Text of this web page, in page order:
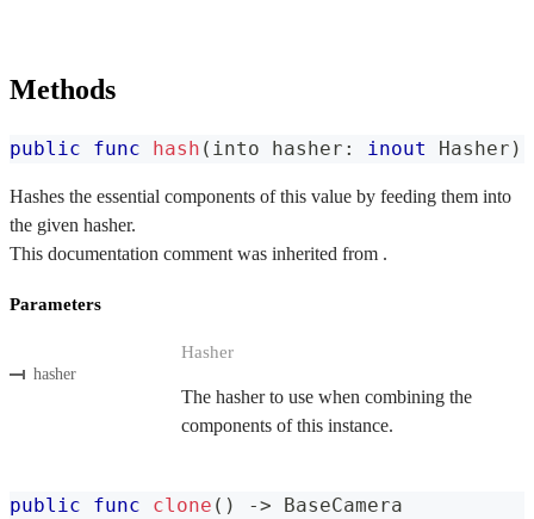
Methods
public func hash ( into hasher : inout Hasher )
Hashes the essential components of this value by feeding them into
the given hasher.
This documentation comment was inherited from .
Parameters
hasher
Hasher
The hasher to use when combining the
components of this instance.
public func clone ( ) -> BaseCamera